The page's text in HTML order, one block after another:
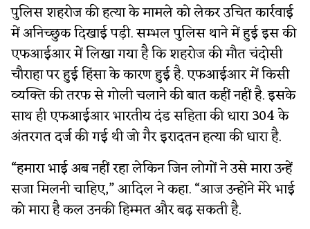
पुलिस शहरोज की हत्या के मामले को लेकर उचित कार्रवाई
में अनिच्छुक दिखाई पड़ी. सम्भल पुलिस थाने में हुई इस की
एफआईआर में लिखा गया है कि शहरोज की मौत चंदोसी
चौराहा पर हुई हिंसा के कारण हुई है. एफआईआर में किसी
व्यक्ति की तरफ से गोली चलाने की बात कहीं नहीं है. इसके
साथ ही एफआईआर भारतीय दंड सहिता की धारा 304 के
अंतरगत दर्ज की गई थी जो गैर इरादतन हत्या की धारा है.
“हमारा भाई अब नहीं रहा लेकिन जिन लोगों ने उसे मारा उन्हें
सजा मिलनी चाहिए,” आदिल ने कहा. “आज उन्होंने मेरे भाई
को मारा है कल उनकी हिम्मत और बढ़ सकती है.